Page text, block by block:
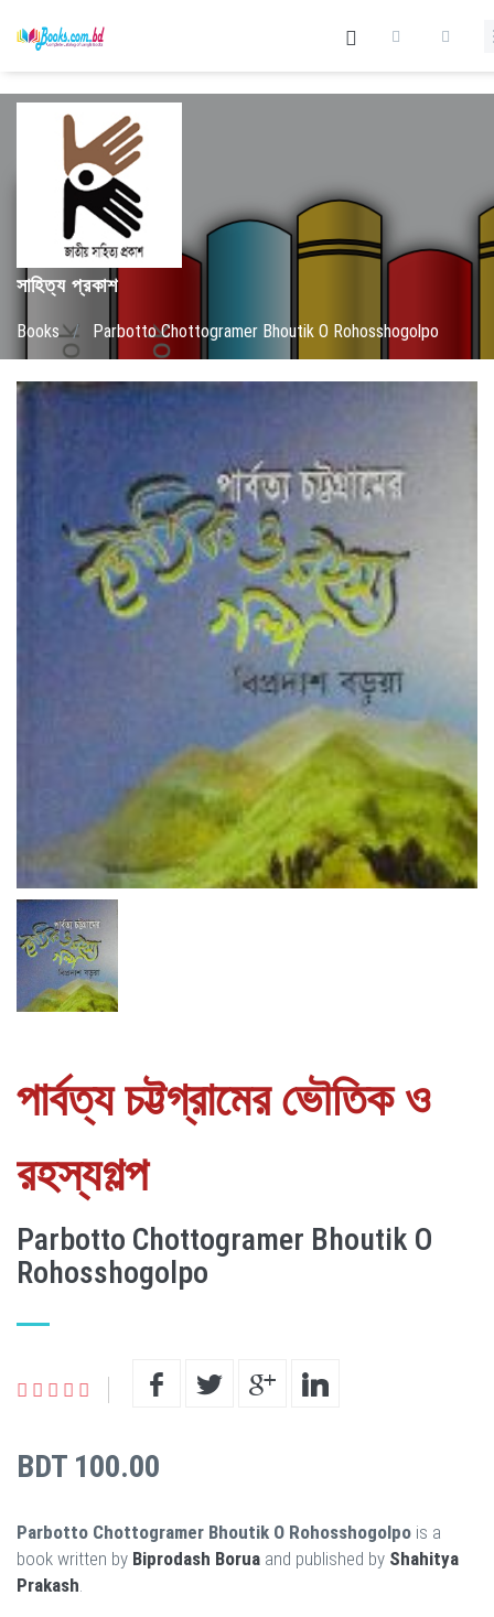
সাহিত্য প্রকাশ
Books / Parbotto Chottogramer Bhoutik O Rohosshogolpo
পার্বত্য চট্টগ্রামের ভৌতিক ও
রহস্যগল্প
Parbotto Chottogramer Bhoutik O
Rohosshogolpo
BDT 100.00
Parbotto Chottogramer Bhoutik O Rohosshogolpo is a
book written by Biprodash Borua and published by Shahitya
Prakash